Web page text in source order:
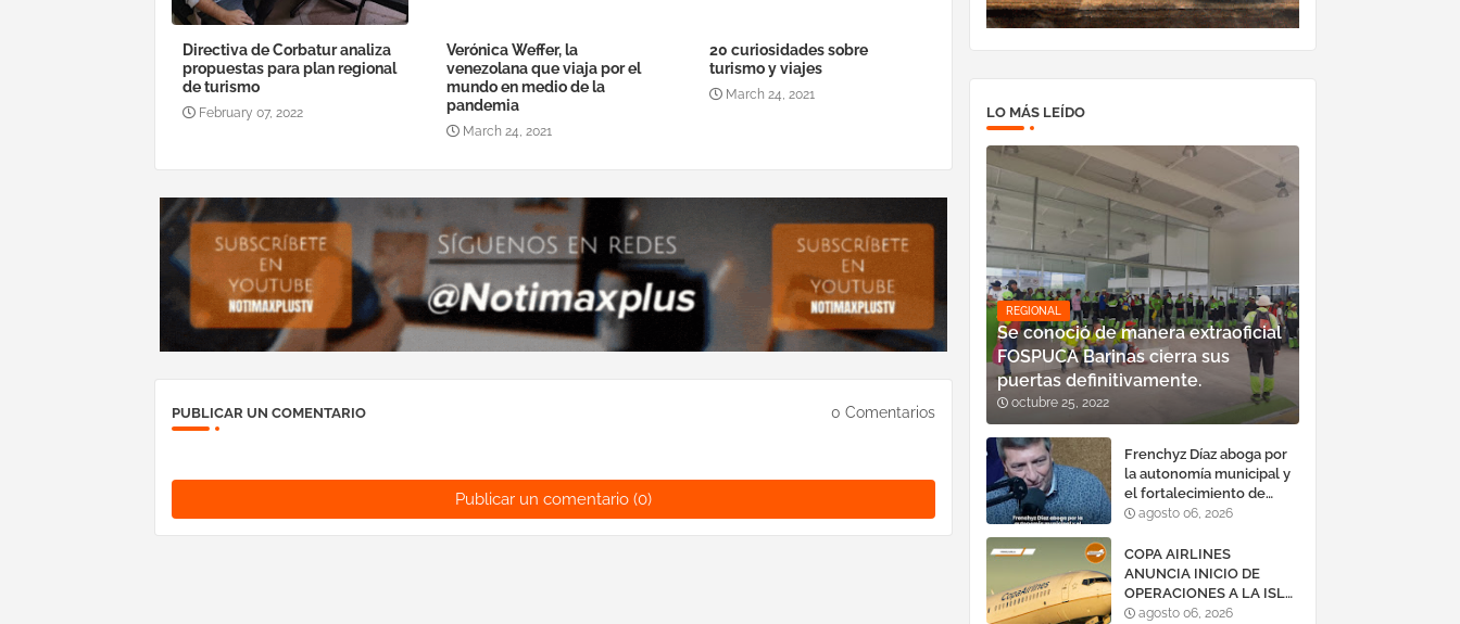
Directiva de Corbatur analiza
propuestas para plan regional
de turismo
February 07, 2022
Verónica Weffer, la
venezolana que viaja por el
mundo en medio de la
pandemia
March 24, 2021
20 curiosidades sobre
turismo y viajes
March 24, 2021
PUBLICAR UN COMENTARIO 0 Comentarios
Publicar un comentario (0)
LO MÁS LEÍDO
REGIONAL
Se conoció de manera extraoficial
FOSPUCA Barinas cierra sus
puertas definitivamente.
octubre 25, 2022
Frenchyz Díaz aboga por
la autonomía municipal y
el fortalecimiento de
servicios públicos
agosto 06, 2026
COPA AIRLINES
ANUNCIA INICIO DE
OPERACIONES A LA ISLA
DE MARGARITA,
agosto 06, 2026